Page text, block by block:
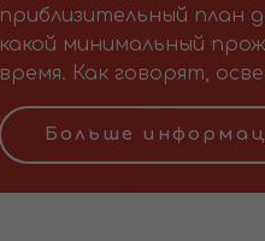
приблизительный план
какой минимальный
время. Как говорят,
Больше